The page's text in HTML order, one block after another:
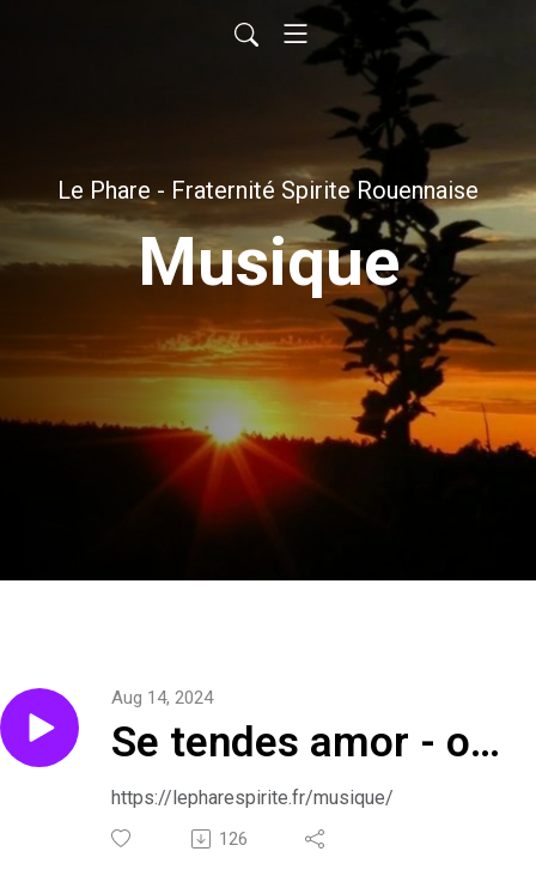
Le Phare - Fraternité Spirite Rouennaise
Musique
Se tendes amor - o
evangelho segundo o
espiritismo em
Aug 14, 2024
https://lepharespirite.fr/musique/
126